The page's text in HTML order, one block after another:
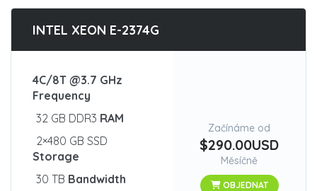
INTEL XEON E-2374G
4C/8T @3.7 GHz
Frequency
32 GB DDR3 RAM
2×480 GB SSD
Storage
30 TB Bandwidth
Začínáme od
$290.00USD
Měsíčně
OBJEDNAT